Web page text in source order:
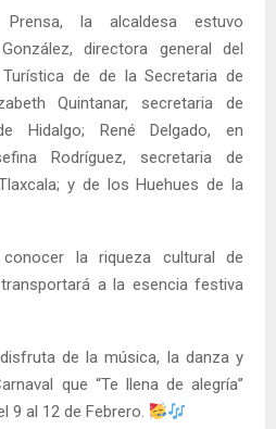
la alcaldesa estuvo
directora general del
de de la Secretaria de
Quintanar, secretaria de
Hidalgo; René Delgado, en
Rodríguez, secretaria de
y de los Huehues de la
la riqueza cultural de
a la esencia festiva
de la música, la danza y
que “Te llena de alegría”
9 al 12 de Febrero.